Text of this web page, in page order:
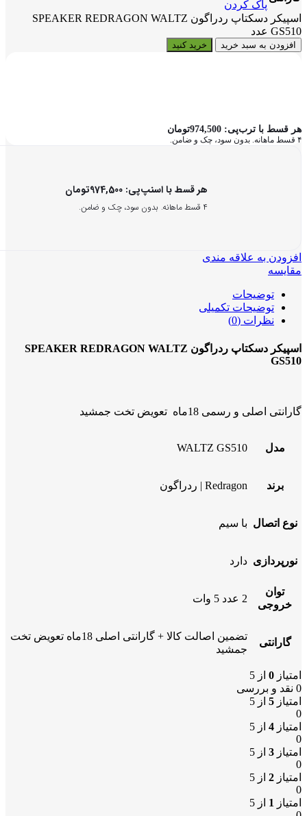
پاک کردن
اسپیکر دسکتاپ ردراگون SPEAKER REDRAGON WALTZ
GS510 عدد
افزودن به سبد خرید خرید کنید
هر قسط با ترب‌پی: 974,500تومان
۴ قسط ماهانه. بدون سود، چک و ضامن.
هر قسط با اسنپ‌پی: 974,500تومان
۴ قسط ماهانه. بدون سود، چک و ضامن.
افزودن به علاقه مندی
مقایسه
توضیحات
توضیحات تکمیلی
نظرات (0)
اسپیکر دسکتاپ ردراگون SPEAKER REDRAGON WALTZ
GS510
گارانتی اصلی و رسمی 18ماه تعویض تخت جمشید
مدل WALTZ GS510
برند Redragon | ردراگون
نوع اتصال با سیم
نورپردازی دارد
توان
خروجی
2 عدد 5 وات
گارانتی
تضمین اصالت کالا + گارانتی اصلی 18ماه تعویض تخت
جمشید
امتیاز 0 از 5
0 نقد و بررسی
امتیاز 5 از 5
0
امتیاز 4 از 5
0
امتیاز 3 از 5
0
امتیاز 2 از 5
0
امتیاز 1 از 5